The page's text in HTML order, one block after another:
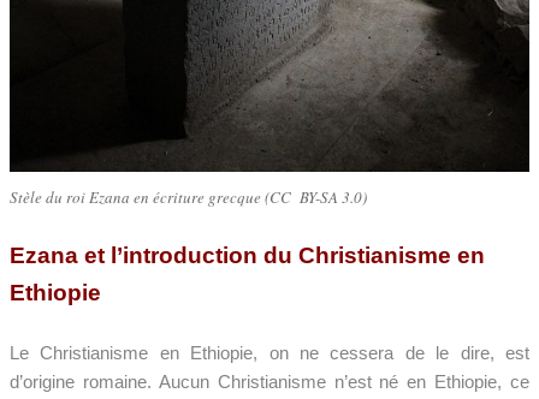
Stèle du roi Ezana en écriture grecque (CC BY-SA 3.0)
Ezana et l’introduction du Christianisme en
Ethiopie
Le Christianisme en Ethiopie, on ne cessera de le dire, est
d’origine romaine. Aucun Christianisme n’est né en Ethiopie, ce